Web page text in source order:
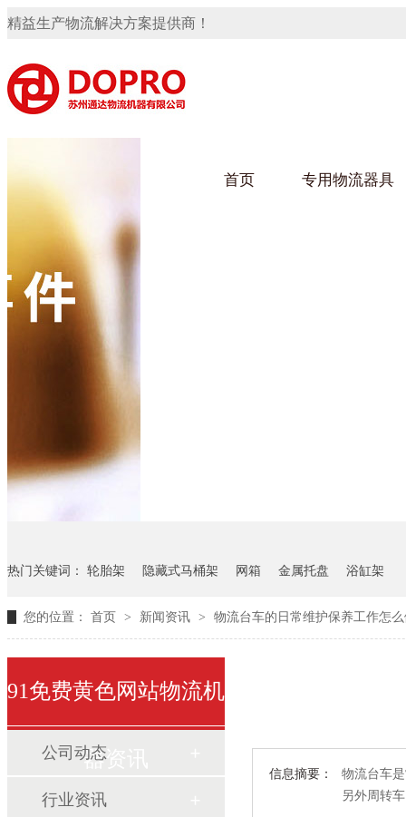
精益生产物流解决方案提供商！
首页 专用物流器具
91免费观看视频架
变速箱托盘
发动机料架
仪表盘料架
手推车
气瓶料架
隐藏式马桶水箱支架
汽车行业
卫浴行业
热门关键词： 轮胎架 隐藏式马桶架 网箱 金属托盘 浴缸架
您的位置： 首页 > 新闻资讯 > 物流台车的日常维护保养工作怎
信息摘要：
物流台车是
另外周转车
91免费黄色网站物流机
器资讯
公司动态
行业资讯